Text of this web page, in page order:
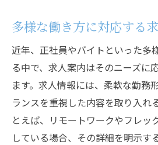
多様な働き方に対応する
近年、正社員やバイトといった多
る中で、求人案内はそのニーズに
ます。求人情報には、柔軟な勤務
ランスを重視した内容を取り入れ
とえば、リモートワークやフレッ
している場合、その詳細を明示す